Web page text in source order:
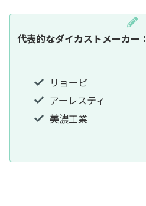
代表的なダイカストメーカー：
リョービ
アーレスティ
美濃工業